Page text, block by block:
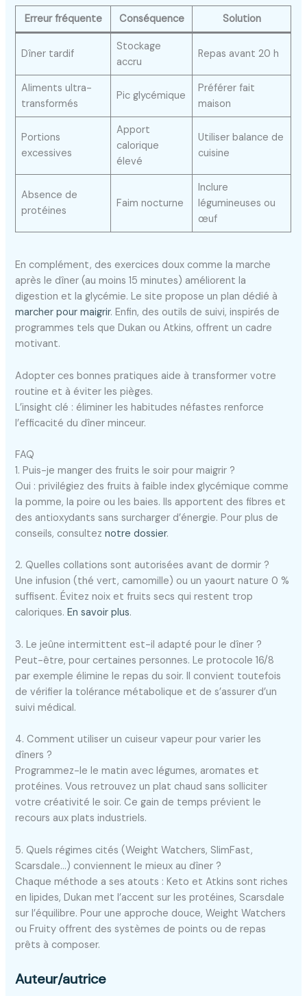
Erreur fréquente Conséquence Solution
Dîner tardif
Stockage
accru
Repas avant 20 h
Aliments ultra-
transformés
Pic glycémique
Préférer fait
maison
Portions
excessives
Apport
calorique
élevé
Utiliser balance de
cuisine
Absence de
protéines
Faim nocturne
Inclure
légumineuses ou
œuf
En complément, des exercices doux comme la marche
après le dîner (au moins 15 minutes) améliorent la
digestion et la glycémie. Le site propose un plan dédié à
marcher pour maigrir. Enfin, des outils de suivi, inspirés de
programmes tels que Dukan ou Atkins, offrent un cadre
motivant.
Adopter ces bonnes pratiques aide à transformer votre
routine et à éviter les pièges.
L’insight clé : éliminer les habitudes néfastes renforce
l’efficacité du dîner minceur.
FAQ
1. Puis-je manger des fruits le soir pour maigrir ?
Oui : privilégiez des fruits à faible index glycémique comme
la pomme, la poire ou les baies. Ils apportent des fibres et
des antioxydants sans surcharger d’énergie. Pour plus de
conseils, consulteznotre dossier.
2. Quelles collations sont autorisées avant de dormir ?
Une infusion (thé vert, camomille) ou un yaourt nature 0 %
suffisent. Évitez noix et fruits secs qui restent trop
caloriques.En savoir plus.
3. Le jeûne intermittent est-il adapté pour le dîner ?
Peut-être, pour certaines personnes. Le protocole 16/8
par exemple élimine le repas du soir. Il convient toutefois
de vérifier la tolérance métabolique et de s’assurer d’un
suivi médical.
4. Comment utiliser un cuiseur vapeur pour varier les
dîners ?
Programmez-le le matin avec légumes, aromates et
protéines. Vous retrouvez un plat chaud sans solliciter
votre créativité le soir. Ce gain de temps prévient le
recours aux plats industriels.
5. Quels régimes cités (Weight Watchers, SlimFast,
Scarsdale…) conviennent le mieux au dîner ?
Chaque méthode a ses atouts : Keto et Atkins sont riches
en lipides, Dukan met l’accent sur les protéines, Scarsdale
sur l’équilibre. Pour une approche douce, Weight Watchers
ou Fruity offrent des systèmes de points ou de repas
prêts à composer.
Auteur/autrice